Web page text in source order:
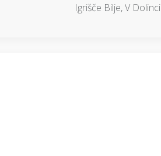
Igrišče Bilje, V Dolinci